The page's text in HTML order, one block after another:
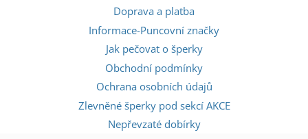
Doprava a platba
Informace-Puncovní značky
Jak pečovat o šperky
Obchodní podmínky
Ochrana osobních údajů
Zlevněné šperky pod sekcí AKCE
Nepřevzaté dobírky